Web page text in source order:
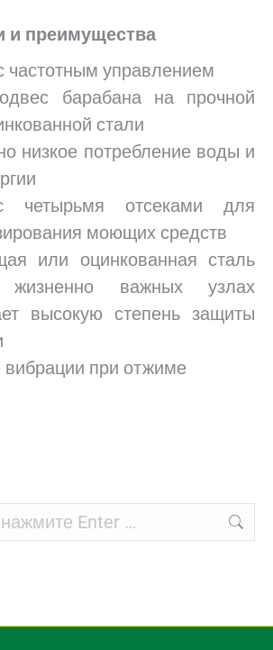
и преимущества
частотным управлением
барабана на прочной
стали
низкое потребление воды и
четырьмя отсеками для
моющих средств
или оцинкованная сталь
важных узлах
высокую степень защиты
вибрации при отжиме